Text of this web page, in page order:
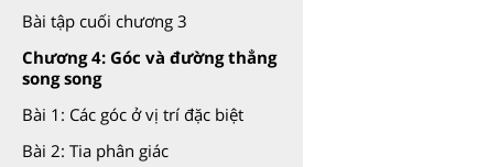
Bài tập cuối chương 3
Chương 4: Góc và đường thẳng
song song
Bài 1: Các góc ở vị trí đặc biệt
Bài 2: Tia phân giác